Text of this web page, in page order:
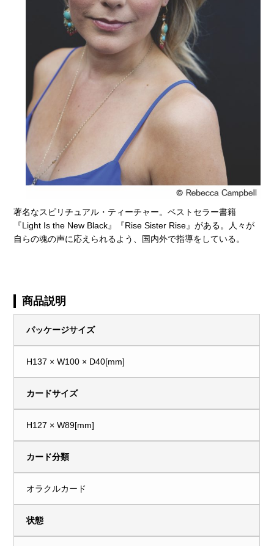
著名なスピリチュアル・ティーチャー。ベストセラー書籍
『Light Is the New Black』『Rise Sister Rise』がある。人々が
自らの魂の声に応えられるよう、国内外で指導をしている。
商品説明
パッケージサイズ
H137 × W100 × D40[mm]
カードサイズ
H127 × W89[mm]
カード分類
オラクルカード
状態